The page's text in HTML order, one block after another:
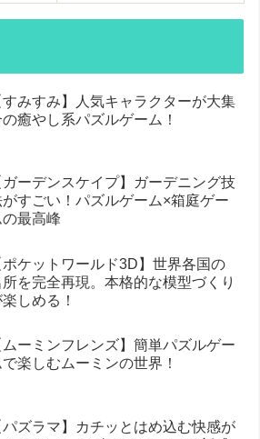
すみすみ】人気キャラクターが大集
癒やし系パズルゲーム！
ガーデンスケイプ】ガーデニング技
がすごい！パズルゲーム×箱庭ゲー
の最高峰
ポケットワールド3D】世界各国の
所を完全再現。本格的な模型づくり
楽しめる！
ムーミンフレンズ】簡単パズルゲー
で楽しむムーミンの世界！
パズラマ】カチッとはめ込む快感が